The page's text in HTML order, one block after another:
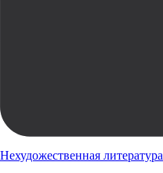
Нехудожественная литература